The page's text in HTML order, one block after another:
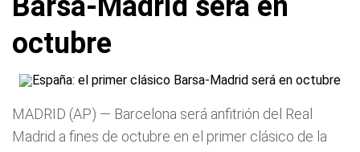
octubre
MADRID (AP) — Barcelona será anfitrión del Real
Madrid a fines de octubre en el primer clásico de la